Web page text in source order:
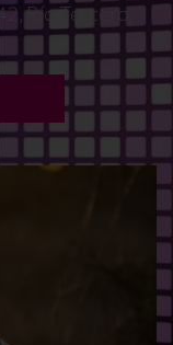
Río Tercero,